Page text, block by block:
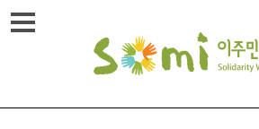
Skip
to